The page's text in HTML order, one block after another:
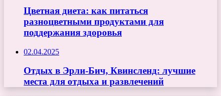
Цветная диета: как питаться
разноцветными продуктами для
поддержания здоровья
02.04.2025
Отдых в Эрли-Бич, Квинсленд: лучшие
места для отдыха и развлечений